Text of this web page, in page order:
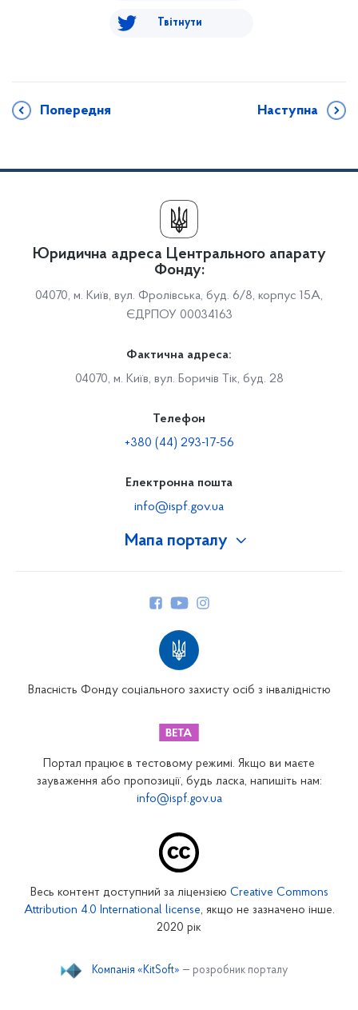
Твітнути
Попередня Наступна
Мапа порталу
Закарпатське відділення
Запорізьке відділення
Кіровоградське відділення
Миколаївське відділення
Юридична адреса Центрального апарату
Фонду:
04070, м. Київ, вул. Фролівська, буд. 6/8, корпус 15А,
ЄДРПОУ 00034163
Фактична адреса:
04070, м. Київ, вул. Боричів Тік, буд. 28
Телефон
+380 (44) 293-17-56
Електронна пошта
info@ispf.gov.ua
Власність Фонду соціального захисту осіб з інвалідністю
Портал працює в тестовому режимі. Якщо ви маєте
зауваження або пропозиції, будь ласка, напишіть нам:
info@ispf.gov.ua
Весь контент доступний за ліцензією Creative Commons
Attribution 4.0 International license, якщо не зазначено інше.
2020 рік
Компанія «KitSoft» — розробник порталу